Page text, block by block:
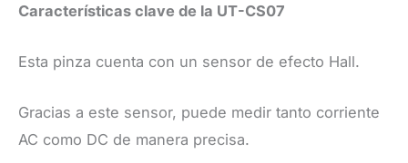
​Características clave de la UT-CS07
​Esta pinza cuenta con un sensor de efecto Hall.
Gracias a este sensor, puede medir tanto corriente
AC como DC de manera precisa.